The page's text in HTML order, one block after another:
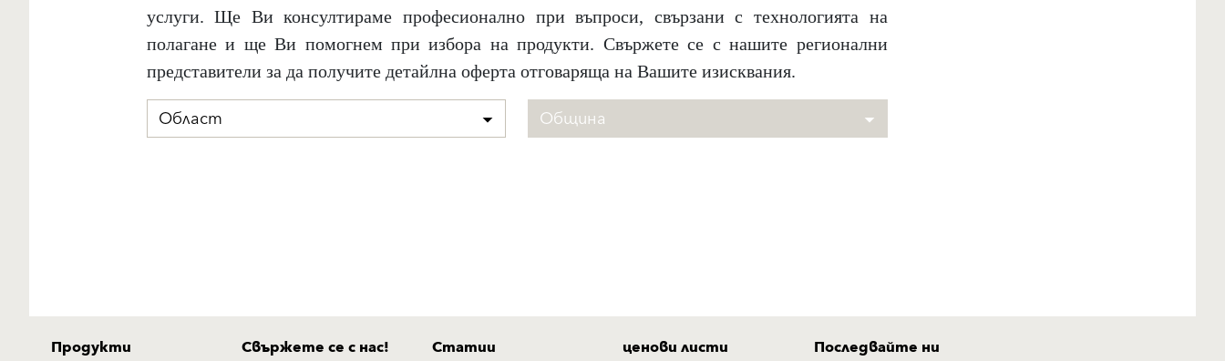
услуги. Ще Ви консултираме професионално при въпроси, свързани с технологията на
полагане и ще Ви помогнем при избора на продукти. Свържете се с нашите регионални
представители за да получите детайлна оферта отговаряща на Вашите изисквания.
Област Община
Продукти
Свържете се с нас!
Статии
ценови листи Последвайте ни